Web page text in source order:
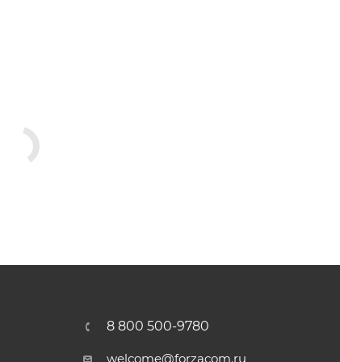
8 800 500-9780
welcome@forzacom.ru